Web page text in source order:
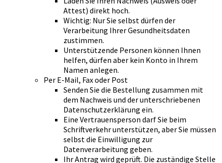
Attest) direkt hoch.
Wichtig: Nur Sie selbst dürfen der
Verarbeitung Ihrer Gesundheitsdaten
zustimmen.
Unterstützende Personen können Ihnen
helfen, dürfen aber kein Konto in Ihrem
Namen anlegen.
Per E-Mail, Fax oder Post
Senden Sie die Bestellung zusammen mit
dem Nachweis und der unterschriebenen
Datenschutzerklärung ein.
Eine Vertrauensperson darf Sie beim
Schriftverkehr unterstützen, aber Sie müssen
selbst die Einwilligung zur
Datenverarbeitung geben.
Ihr Antrag wird geprüft. Die zuständige Stelle